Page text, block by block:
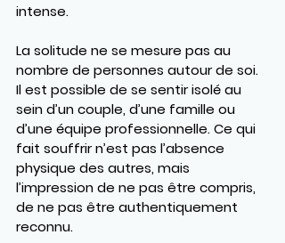
intense.
La solitude ne se mesure pas au
nombre de personnes autour de soi.
Il est possible de se sentir isolé au
sein d’un couple, d’une famille ou
d’une équipe professionnelle. Ce qui
fait souffrir n’est pas l’absence
physique des autres, mais
l’impression de ne pas être compris,
de ne pas être authentiquement
reconnu.